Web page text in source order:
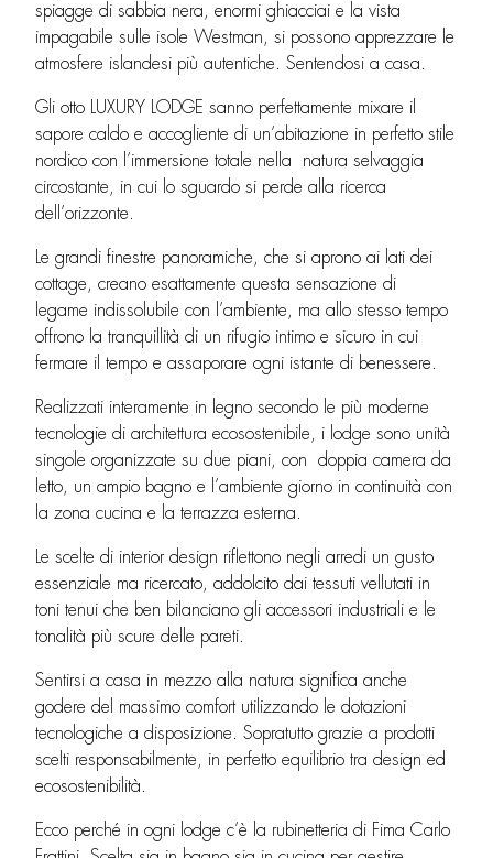
spiagge di sabbia nera, enormi ghiacciai e la vista
impagabile sulle isole Westman, si possono apprezzare le
atmosfere islandesi più autentiche. Sentendosi a casa.
Gli otto LUXURY LODGE sanno perfettamente mixare il
sapore caldo e accogliente di un’abitazione in perfetto stile
nordico con l’immersione totale nella natura selvaggia
circostante, in cui lo sguardo si perde alla ricerca
dell’orizzonte.
Le grandi finestre panoramiche, che si aprono ai lati dei
cottage, creano esattamente questa sensazione di
legame indissolubile con l’ambiente, ma allo stesso tempo
offrono la tranquillità di un rifugio intimo e sicuro in cui
fermare il tempo e assaporare ogni istante di benessere.
Realizzati interamente in legno secondo le più moderne
tecnologie di architettura ecosostenibile, i lodge sono unità
singole organizzate su due piani, con doppia camera da
letto, un ampio bagno e l’ambiente giorno in continuità con
la zona cucina e la terrazza esterna.
Le scelte di interior design riflettono negli arredi un gusto
essenziale ma ricercato, addolcito dai tessuti vellutati in
toni tenui che ben bilanciano gli accessori industriali e le
tonalità più scure delle pareti.
Sentirsi a casa in mezzo alla natura significa anche
godere del massimo comfort utilizzando le dotazioni
tecnologiche a disposizione. Sopratutto grazie a prodotti
scelti responsabilmente, in perfetto equilibrio tra design ed
ecosostenibilità.
Ecco perché in ogni lodge c’è la rubinetteria di Fima Carlo